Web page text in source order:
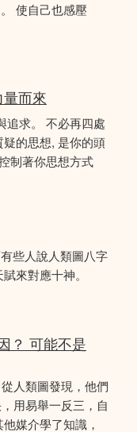
使自己也感壓
而來
追求。 不必再四處
的思想, 是你的頭
制著你思想方式
些人說人類圖八字
來對應十神。
？ 可能不是
人類圖發現，他們
用易舉一反三，自
媒介學了知識，